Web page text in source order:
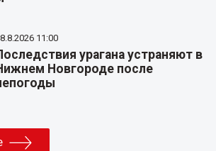
11:00
урагана устраняют в
Новгороде после